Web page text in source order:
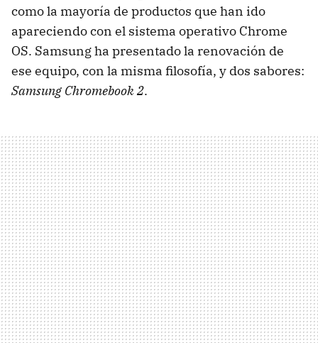
como la mayoría de productos que han ido
apareciendo con el sistema operativo Chrome
OS. Samsung ha presentado la renovación de
ese equipo, con la misma filosofía, y dos sabores:
Samsung Chromebook 2.